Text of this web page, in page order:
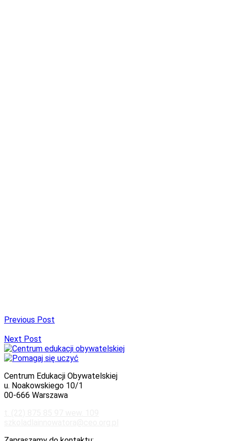
Previous Post
Next Post
Centrum Edukacji Obywatelskiej
u. Noakowskiego 10/1
00-666 Warszawa